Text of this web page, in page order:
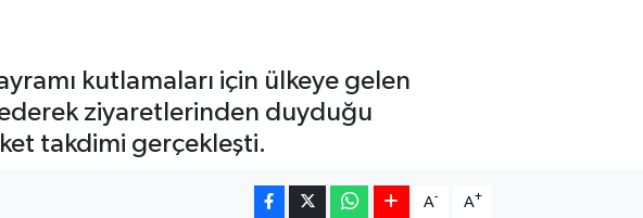
kutlamaları için ülkeye gelen
ederek ziyaretlerinden duyduğu
takdimi gerçekleşti.
A- A+